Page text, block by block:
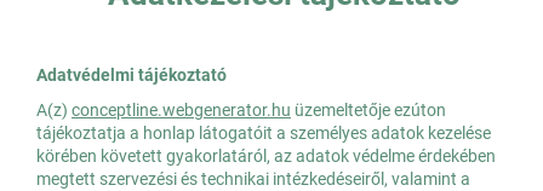
Adatvédelmi tájékoztató
A(z) conceptline.webgenerator.hu üzemeltetője ezúton
tájékoztatja a honlap látogatóit a személyes adatok kezelése
körében követett gyakorlatáról, az adatok védelme érdekében
megtett szervezési és technikai intézkedéseiről, valamint a